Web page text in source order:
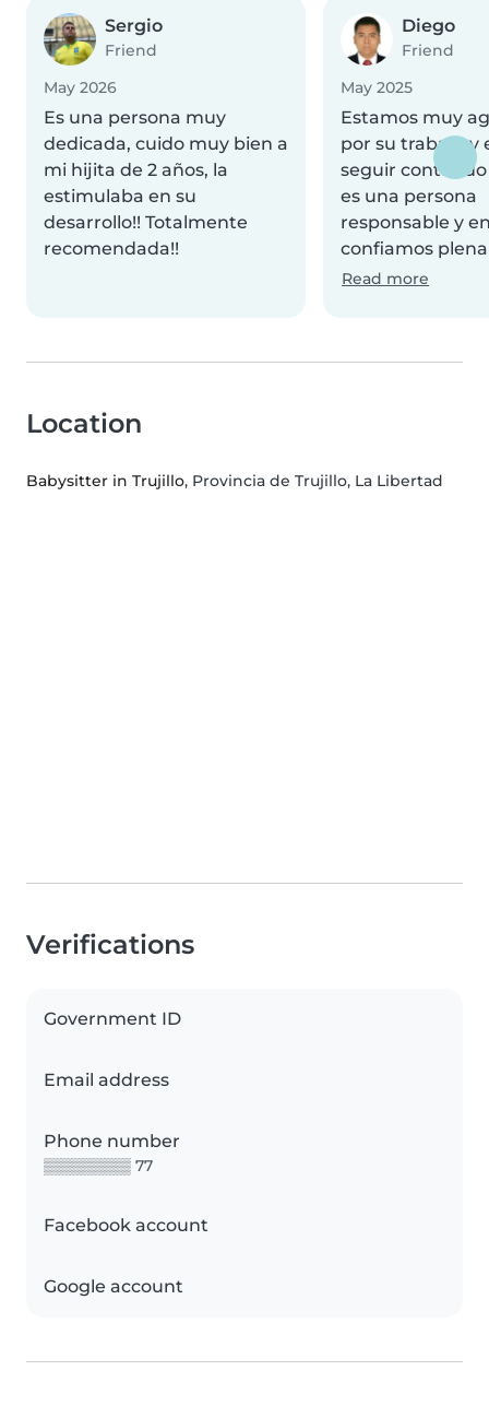
Sergio
Friend
May 2026
Es una persona muy
dedicada, cuido muy bien a
mi hijita de 2 años, la
estimulaba en su
desarrollo!! Totalmente
recomendada!!
Diego
Friend
May 2025
Estamos muy
por su trabajo y
seguir contando
es una persona
responsable y
confiamos
Read more
Location
Babysitter in Trujillo, Provincia de Trujillo, La Libertad
Verifications
Government ID
Email address
Phone number
▒▒▒▒▒▒▒▒ 77
Facebook account
Google account